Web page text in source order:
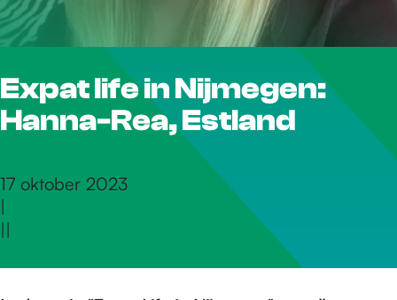
r
d
e
Expat life in Nijmegen:
Hanna-Rea, Estland
17 oktober 2023
|
||